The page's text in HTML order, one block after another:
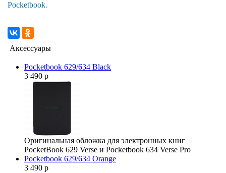
Pocketbook.
Аксессуары
Pocketbook 629/634 Black
3 490 р
Оригинальная обложка для электронных книг
PocketBook 629 Verse и Pocketbook 634 Verse Pro
Pocketbook 629/634 Orange
3 490 р